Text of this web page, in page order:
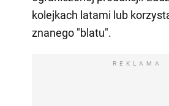
kolejkach latami lub
znanego "blatu".
REKLAMA